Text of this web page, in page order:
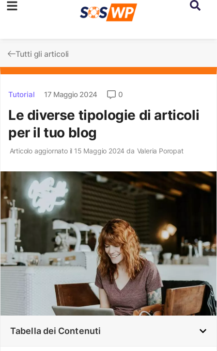
Tutti gli articoli
Tutorial 17 Maggio 2024 0
Le diverse tipologie di articoli
per il tuo blog
Articolo aggiornato il 15 Maggio 2024 da Valeria Poropat
Tabella dei Contenuti